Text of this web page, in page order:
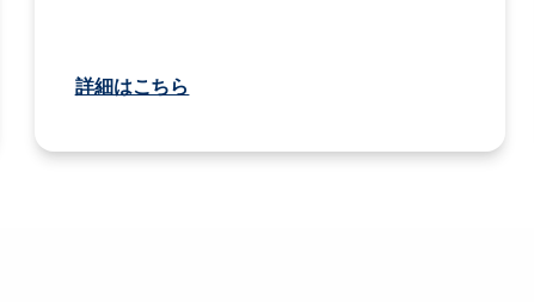
詳細はこちら